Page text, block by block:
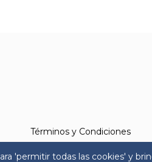
Términos y Condiciones
Aviso de Privacidad
'permitir todas las cookies' y